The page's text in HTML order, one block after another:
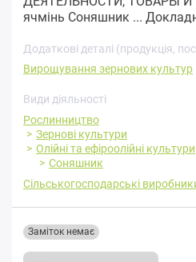
ячмінь Соняшник ...
Додаткові деталі (продукція,
Вирощування зернових культур
Види діяльності
Рослинництво
Зернові культури
Олійні та ефіроолійні культури
Соняшник
Сільськогосподарські
Заміток немає